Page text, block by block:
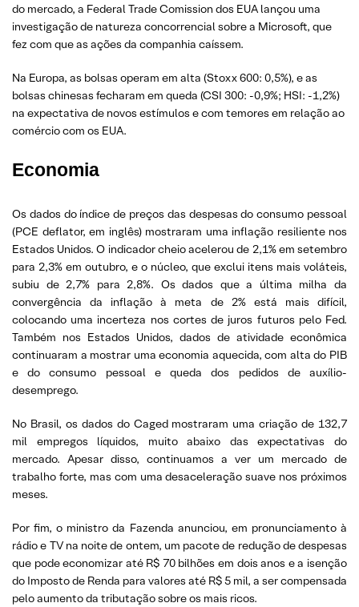
do mercado, a Federal Trade Comission dos EUA lançou uma
investigação de natureza concorrencial sobre a Microsoft, que
fez com que as ações da companhia caíssem.
Na Europa, as bolsas operam em alta (Stoxx 600: 0,5%), e as
bolsas chinesas fecharam em queda (CSI 300: -0,9%; HSI: -1,2%)
na expectativa de novos estímulos e com temores em relação ao
comércio com os EUA.
Economia
Os dados do índice de preços das despesas do consumo pessoal
(PCE deflator, em inglês) mostraram uma inflação resiliente nos
Estados Unidos. O indicador cheio acelerou de 2,1% em setembro
para 2,3% em outubro, e o núcleo, que exclui itens mais voláteis,
subiu de 2,7% para 2,8%. Os dados que a última milha da
convergência da inflação à meta de 2% está mais difícil,
colocando uma incerteza nos cortes de juros futuros pelo Fed.
Também nos Estados Unidos, dados de atividade econômica
continuaram a mostrar uma economia aquecida, com alta do PIB
e do consumo pessoal e queda dos pedidos de auxílio-
desemprego.
No Brasil, os dados do Caged mostraram uma criação de 132,7
mil empregos líquidos, muito abaixo das expectativas do
mercado. Apesar disso, continuamos a ver um mercado de
trabalho forte, mas com uma desaceleração suave nos próximos
meses.
Por fim, o ministro da Fazenda anunciou, em pronunciamento à
rádio e TV na noite de ontem, um pacote de redução de despesas
que pode economizar até R$ 70 bilhões em dois anos e a isenção
do Imposto de Renda para valores até R$ 5 mil, a ser compensada
pelo aumento da tributação sobre os mais ricos.